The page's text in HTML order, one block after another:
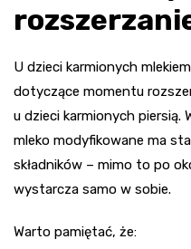
U dzieci karmionych
dotyczące momentu
u dzieci karmionych
mleko modyfikowane ma
składników – mimo to po
wystarcza samo w sobie.
Warto pamiętać, że: